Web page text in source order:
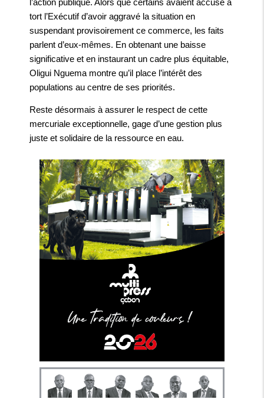
l’action publique. Alors que certains avaient accusé à
tort l’Exécutif d’avoir aggravé la situation en
suspendant provisoirement ce commerce, les faits
parlent d’eux-mêmes. En obtenant une baisse
significative et en instaurant un cadre plus équitable,
Oligui Nguema montre qu’il place l’intérêt des
populations au centre de ses priorités.
Reste désormais à assurer le respect de cette
mercuriale exceptionnelle, gage d’une gestion plus
juste et solidaire de la ressource en eau.